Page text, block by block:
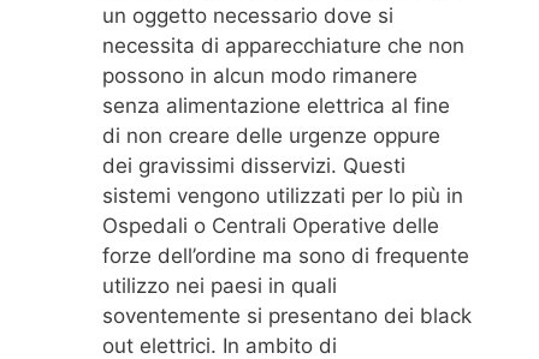
un oggetto necessario dove si
necessita di apparecchiature che non
possono in alcun modo rimanere
senza alimentazione elettrica al fine
di non creare delle urgenze oppure
dei gravissimi disservizi. Questi
sistemi vengono utilizzati per lo più in
Ospedali o Centrali Operative delle
forze dell’ordine ma sono di frequente
utilizzo nei paesi in quali
soventemente si presentano dei black
out elettrici. In ambito di